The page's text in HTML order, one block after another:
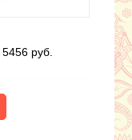
5456 руб.